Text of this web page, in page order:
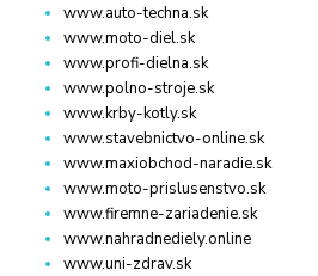
www.auto-techna.sk
www.moto-diel.sk
www.profi-dielna.sk
www.polno-stroje.sk
www.krby-kotly.sk
www.stavebnictvo-online.sk
www.maxiobchod-naradie.sk
www.moto-prislusenstvo.sk
www.firemne-zariadenie.sk
www.nahradnediely.online
www.uni-zdrav.sk